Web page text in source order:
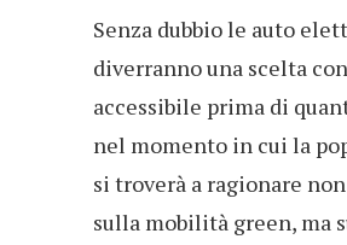
Senza dubbio le auto
diverranno una scelta
accessibile prima di
nel momento in cui la
si troverà a ragionare
sulla mobilità green, ma